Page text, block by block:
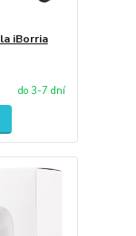
iBorria
do 3-7 dní